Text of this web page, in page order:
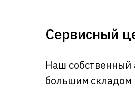
Сервисный
Наш собственный
большим складом